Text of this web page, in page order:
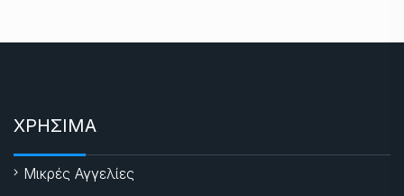
ΧΡΗΣΙΜΑ
Μικρές Αγγελίες